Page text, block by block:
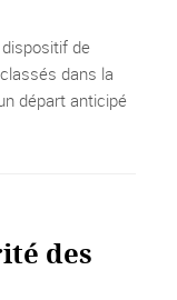
de
dans la
départ anticipé
des